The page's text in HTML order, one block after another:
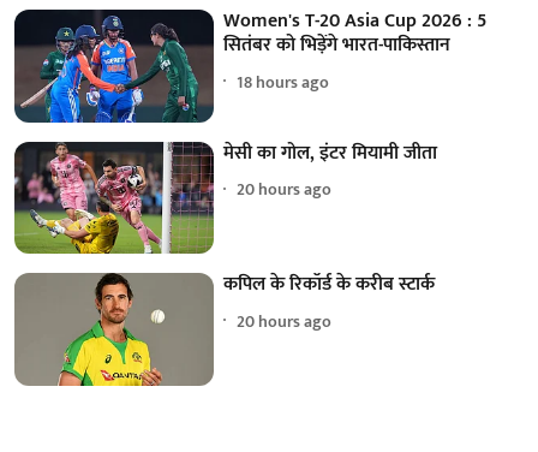
Women's T-20 Asia Cup 2026 : 5
सितंबर को भिड़ेंगे भारत-पाकिस्तान
18 hours ago
मेसी का गोल, इंटर मियामी जीता
20 hours ago
कपिल के रिकॉर्ड के करीब स्टार्क
20 hours ago